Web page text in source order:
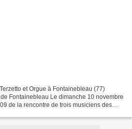
et Orgue à Fontainebleau (77)
Fontainebleau Le dimanche 10 novembre
de la rencontre de trois musiciens des